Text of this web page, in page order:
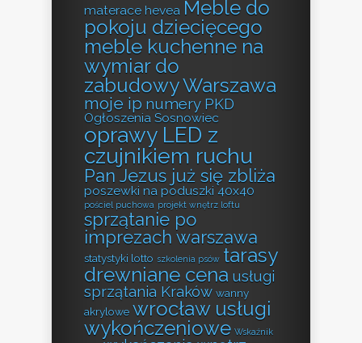
materace hevea Meble do
pokoju dziecięcego
meble kuchenne na
wymiar do
zabudowy Warszawa
moje ip numery PKD
Ogłoszenia Sosnowiec
oprawy LED z
czujnikiem ruchu
Pan Jezus już się zbliża
poszewki na poduszki 40x40
pościel puchowa projekt wnętrz loftu
sprzątanie po
imprezach warszawa
statystyki lotto szkolenia psów tarasy
drewniane cena usługi
sprzątania Kraków wanny
akrylowe wrocław usługi
wykończeniowe Wskaźnik